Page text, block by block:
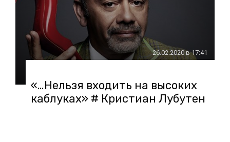
26.02.2020 в 17:41
«…Нельзя входить на высоких
каблуках» # Кристиан Лубутен